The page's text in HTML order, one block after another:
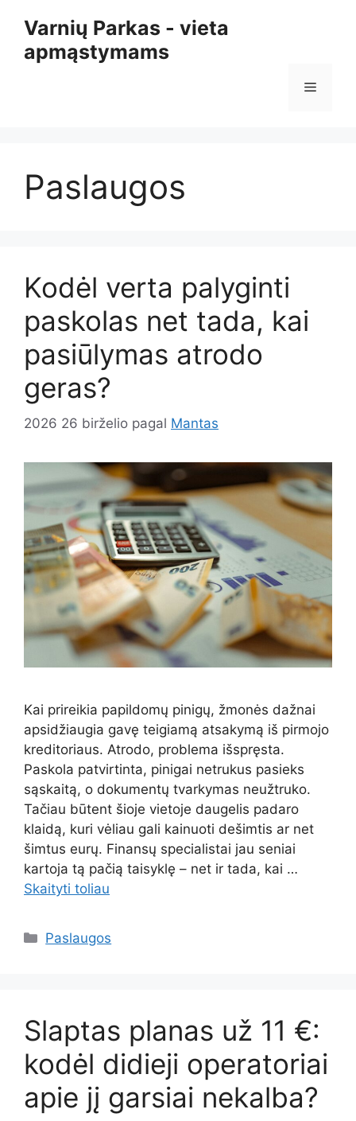
turinio
Varnių Parkas - vieta
apmąstymams
Meniu
Paslaugos
Kodėl verta palyginti
paskolas net tada, kai
pasiūlymas atrodo
geras?
2026 26 birželio pagal Mantas
Kai prireikia papildomų pinigų, žmonės dažnai
apsidžiaugia gavę teigiamą atsakymą iš pirmojo
kreditoriaus. Atrodo, problema išspręsta.
Paskola patvirtinta, pinigai netrukus pasieks
sąskaitą, o dokumentų tvarkymas neužtruko.
Tačiau būtent šioje vietoje daugelis padaro
klaidą, kuri vėliau gali kainuoti dešimtis ar net
šimtus eurų. Finansų specialistai jau seniai
kartoja tą pačią taisyklę – net ir tada, kai …
Skaityti toliau
Kategorijos
Paslaugos
Slaptas planas už 11 €:
kodėl didieji operatoriai
apie jį garsiai nekalba?